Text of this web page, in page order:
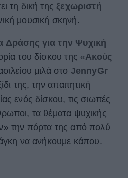
τη δική της ξεχωριστή
μουσική σκηνή.
Δράσης για την Ψυχική
του δίσκου της «Ακούς
μιλά στο JennyGr
της, την απαιτητική
ενός δίσκου, τις σιωπές
τα θέματα ψυχικής
την πόρτα της από πολύ
να ανήκουμε κάπου.